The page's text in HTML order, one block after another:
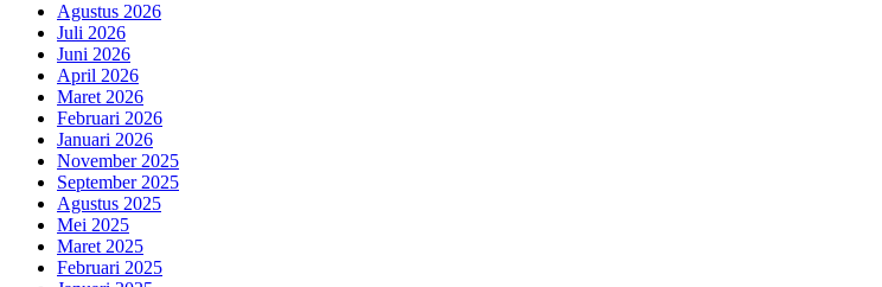
Agustus 2026
Juli 2026
Juni 2026
April 2026
Maret 2026
Februari 2026
Januari 2026
November 2025
September 2025
Agustus 2025
Mei 2025
Maret 2025
Februari 2025